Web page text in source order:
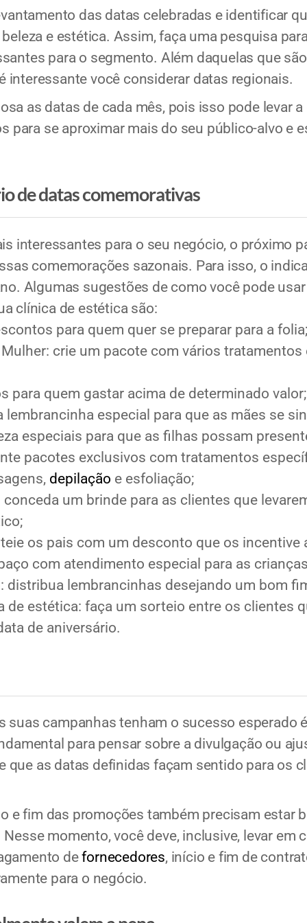
das datas celebradas e identificar
e estética. Assim, faça uma pesquisa
para o segmento. Além daquelas que
interessante você considerar datas regionais.
as datas de cada mês, pois isso pode levar
para se aproximar mais do seu público-alvo e
de datas comemorativas
interessantes para o seu negócio, o próximo
comemorações sazonais. Para isso, o
Algumas sugestões de como você pode
clínica de estética são:
para quem quer se preparar para a folia;
crie um pacote com vários
para quem gastar acima de determinado
lembrancinha especial para que as mães se
especiais para que as filhas possam
pacotes exclusivos com tratamentos
depilação e esfoliação;
um brinde para as clientes que
os pais com um desconto que os incentive
com atendimento especial para as
distribua lembrancinhas desejando um bom
de estética: faça um sorteio entre os clientes
de aniversário.
suas campanhas tenham o sucesso esperado
para pensar sobre a divulgação ou
que as datas definidas façam sentido para os
e fim das promoções também precisam estar
momento, você deve, inclusive, levar em
defornecedores, início e fim de
para o negócio.